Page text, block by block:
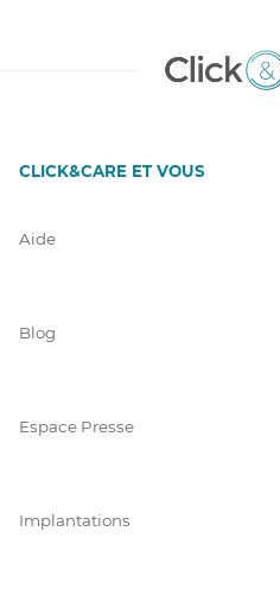
CLICK&CARE ET VOUS
Aide
Blog
Espace Presse
Implantations